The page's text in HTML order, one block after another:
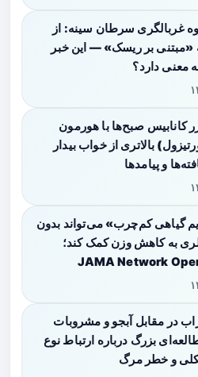
غربالگری سرطان سینه: از
بر ریسک» — این خبر
معنی دارد؟
کانابیس صبح‌ها با هورمون
بالاتری از خواب بیدار
و پیامدها
گیاهی کم‌چرب» می‌تواند بدون
به کاهش وزن کمک کند؛
در مقابل آبجو و مشروبات
بزرگ درباره ارتباط نوع
و خطر مرگ